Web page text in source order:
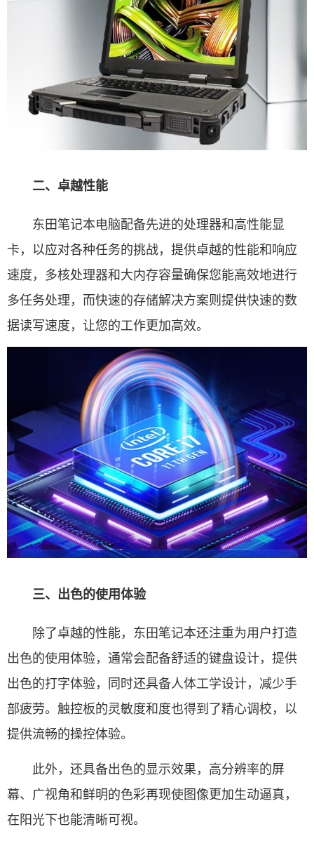
二、卓越性能
东田笔记本电脑配备先进的处理器和高性能显
卡，以应对各种任务的挑战，提供卓越的性能和响应
速度，多核处理器和大内存容量确保您能高效地进行
多任务处理，而快速的存储解决方案则提供快速的数
据读写速度，让您的工作更加高效。
三、出色的使用体验
除了卓越的性能，东田笔记本还注重为用户打造
出色的使用体验，通常会配备舒适的键盘设计，提供
出色的打字体验，同时还具备人体工学设计，减少手
部疲劳。触控板的灵敏度和度也得到了精心调校，以
提供流畅的操控体验。
此外，还具备出色的显示效果，高分辨率的屏
幕、广视角和鲜明的色彩再现使图像更加生动逼真，
在阳光下也能清晰可视。